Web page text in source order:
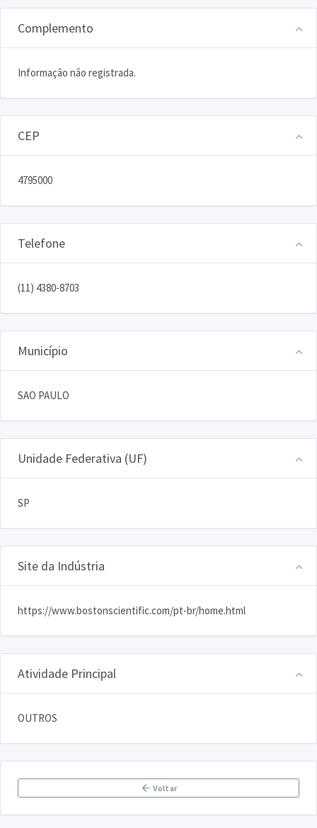
Complemento
Informação não registrada.
CEP
4795000
Telefone
(11) 4380-8703
Município
SAO PAULO
Unidade Federativa (UF)
SP
Site da Indústria
https://www.bostonscientific.com/pt-br/home.html
Atividade Principal
OUTROS
Voltar